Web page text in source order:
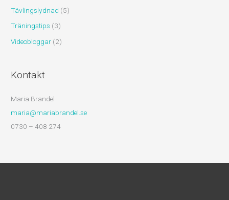
Tävlingslydnad (5)
Träningstips (3)
Videobloggar (2)
Kontakt
Maria Brandel
maria@mariabrandel.se
0730 – 408 274